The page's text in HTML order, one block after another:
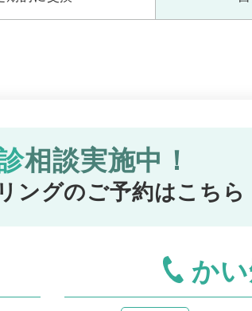
相談実施中！
ングのご予約はこちら
か